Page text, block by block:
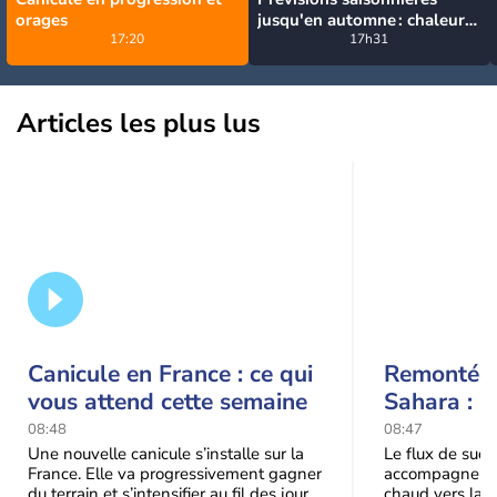
orages
17:20
jusqu'en automne : chaleur
durable, retour des pluies
en octobre et surtout
novembre
17h31
Articles les plus lus
Canicule en France : ce qui
vous attend cette semaine
08:48
Une nouvelle canicule s’installe sur la
France. Elle va progressivement gagner
Sahara :
ce week-
08:47
Le flux de sud
accompagne